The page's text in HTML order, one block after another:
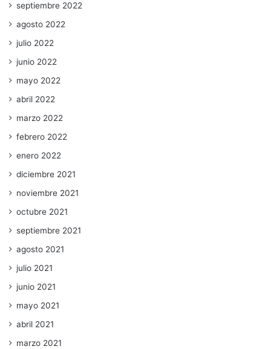
septiembre 2022
agosto 2022
julio 2022
junio 2022
mayo 2022
abril 2022
marzo 2022
febrero 2022
enero 2022
diciembre 2021
noviembre 2021
octubre 2021
septiembre 2021
agosto 2021
julio 2021
junio 2021
mayo 2021
abril 2021
marzo 2021